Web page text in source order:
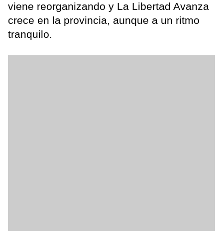
viene reorganizando y La Libertad Avanza
crece en la provincia, aunque a un ritmo
tranquilo.